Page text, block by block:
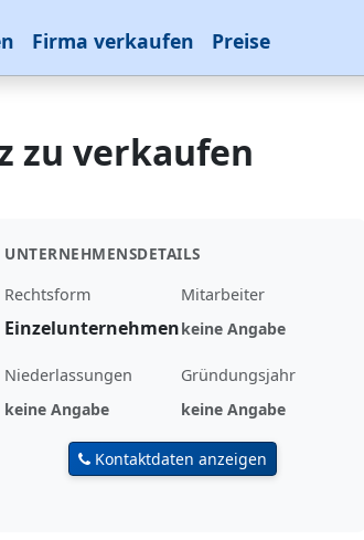
Firma verkaufen Preise
zu verkaufen
UNTERNEHMENSDETAILS
Rechtsform
Einzelunternehmen
Mitarbeiter
keine Angabe
Niederlassungen
keine Angabe
Gründungsjahr
keine Angabe
Kontaktdaten anzeigen